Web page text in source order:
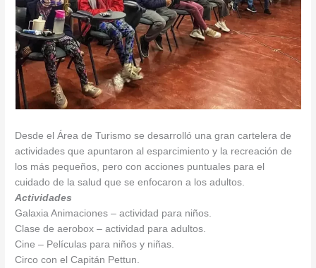
Desde el Área de Turismo se desarrolló una gran cartelera de
actividades que apuntaron al esparcimiento y la recreación de
los más pequeños, pero con acciones puntuales para el
cuidado de la salud que se enfocaron a los adultos.
Actividades
Galaxia Animaciones – actividad para niños.
Clase de aerobox – actividad para adultos.
Cine – Películas para niños y niñas.
Circo con el Capitán Pettun.